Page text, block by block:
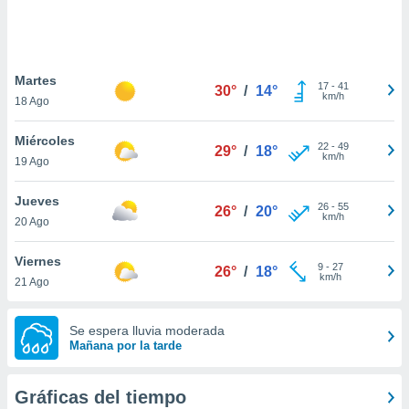
únicos
similares
como
sitio
de
posible
traten tus
en
interés
Para
su
Martes
18 Ago
30° / 14° 17- 41
km/h
Miércoles
19 Ago
29° / 18° 22- 49
km/h
Jueves
20 Ago
26° / 20° 26- 55
km/h
Viernes
21 Ago
26° / 18° 9- 27
km/h
Se espera lluvia moderada
Mañana por la tarde
Gráficas del tiempo